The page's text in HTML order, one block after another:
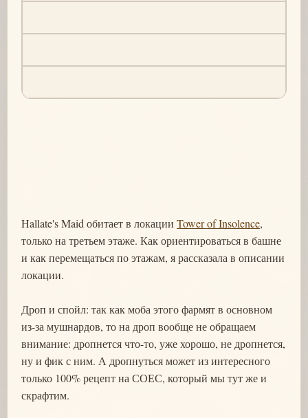
Hallate's Maid обитает в локации Tower of Insolence,
только на третьем этаже. Как ориентироваться в башне
и как перемещаться по этажам, я рассказала в описании
локации.
Дроп и спойл: так как моба этого фармят в основном
из-за мушнардов, то на дроп вообще не обращаем
внимание: дропнется что-то, уже хорошо, не дропнется,
ну и фик с ним. А дропнуться может из интересного
только 100% рецепт на СОЕС, который мы тут же и
скрафтим.